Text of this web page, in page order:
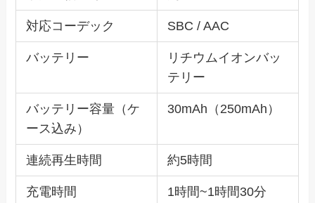
対応コーデック SBC / AAC
バッテリー
リチウムイオンバッ
テリー
バッテリー容量（ケ
ース込み）
30mAh（250mAh）
連続再生時間 約5時間
充電時間 1時間~1時間30分